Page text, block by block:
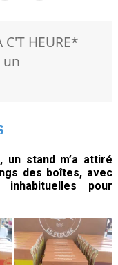
C'T HEUREMots-
*
un
stand m’a attiré
des boîtes, avec
pour